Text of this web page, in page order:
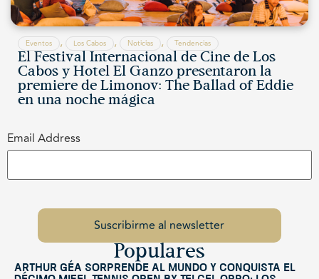
Eventos , Los Cabos , Noticias , Tendencias
El Festival Internacional de Cine de Los
Cabos y Hotel El Ganzo presentaron la
premiere de Limonov: The Ballad of Eddie
en una noche mágica
Email Address
Populares
Arthur Géa sorprende al mundo y conquista el